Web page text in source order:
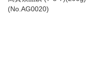
(No.AG0020)